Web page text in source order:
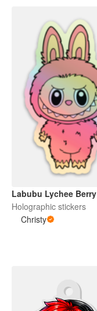
Labubu Lychee Berry
Holographic stickers
Christy